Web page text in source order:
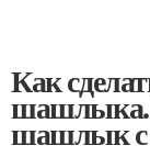
Как
шашлыка.
шашлык с